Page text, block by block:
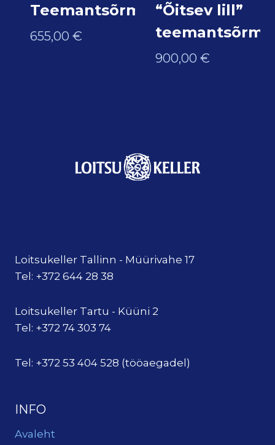
Teemantsõrmus
655,00 €
“Õitsev lill”
900,00 €
Loitsukeller Tallinn - Müürivahe 17
Tel: +372 644 28 38
Loitsukeller Tartu - Küüni 2
Tel: +372 74 303 74
Tel: +372 53 404 528 (tööaegadel)
INFO
Avaleht